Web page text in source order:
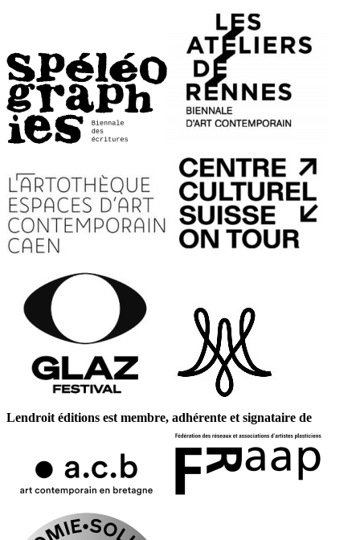
Lendroit éditions est membre, adhérente et signataire de